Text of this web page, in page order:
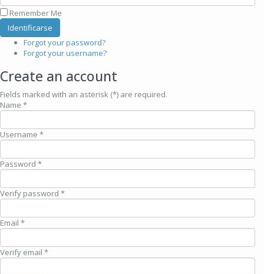
Remember Me
Forgot your password?
Forgot your username?
Create an account
Fields marked with an asterisk (*) are required.
Name *
Username *
Password *
Verify password *
Email *
Verify email *